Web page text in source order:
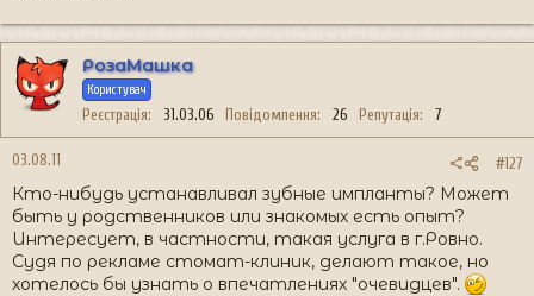
РозаМашка
Користувач
Реєстрація 31.03.06 Повідомлення 26 Репутація 7
03.08.11 #127
Кто-нибудь устанавливал зубные импланты? Может
быть у родственников или знакомых есть опыт?
Интересует, в частности, такая услуга в г.Ровно.
Судя по рекламе стомат-клиник, делают такое, но
хотелось бы узнать о впечатлениях "очевидцев".